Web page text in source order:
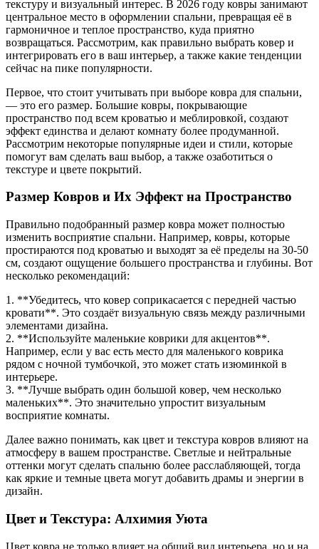
текстуру и визуальный интерес. В 2026 году ковры занимают
центральное место в оформлении спальни, превращая её в
гармоничное и теплое пространство, куда приятно
возвращаться. Рассмотрим, как правильно выбрать ковер и
интегрировать его в ваш интерьер, а также какие тенденции
сейчас на пике популярности.
Первое, что стоит учитывать при выборе ковра для спальни,
— это его размер. Большие ковры, покрывающие
пространство под всем кроватью и меблировкой, создают
эффект единства и делают комнату более продуманной.
Рассмотрим некоторые популярные идеи и стили, которые
помогут вам сделать ваш выбор, а также озаботиться о
текстуре и цвете покрытий.
Размер Ковров и Их Эффект на Пространство
Правильно подобранный размер ковра может полностью
изменить восприятие спальни. Например, ковры, которые
простираются под кроватью и выходят за её пределы на 30-50
см, создают ощущение большего пространства и глубины. Вот
несколько рекомендаций:
1. **Убедитесь, что ковер соприкасается с передней частью
кровати**. Это создаёт визуальную связь между различными
элементами дизайна.
2. **Используйте маленькие коврики для акцентов**.
Например, если у вас есть место для маленького коврика
рядом с ночной тумбочкой, это может стать изюминкой в
интерьере.
3. **Лучше выбрать один большой ковер, чем несколько
маленьких**. Это значительно упростит визуальным
восприятие комнаты.
Далее важно понимать, как цвет и текстура ковров влияют на
атмосферу в вашем пространстве. Светлые и нейтральные
оттенки могут сделать спальню более расслабляющей, тогда
как яркие и темные цвета могут добавить драмы и энергии в
дизайн.
Цвет и Текстура: Алхимия Уюта
Цвет ковра не только влияет на общий вид интерьера, но и на